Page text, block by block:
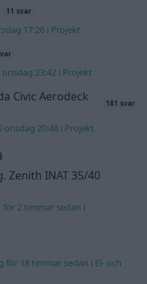
11 svar
17:26 i Projekt
23:42 i Projekt
Civic Aerodeck
181 svar
onsdag 20:48 i Projekt
Zenith INAT 35/40
för 2 timmar sedan i
för 18 timmar sedan i El- och